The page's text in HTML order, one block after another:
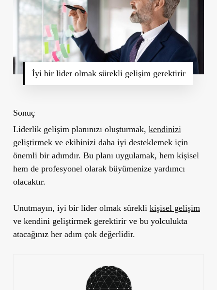
İyi bir lider olmak sürekli gelişim gerektirir
Sonuç
Liderlik gelişim planınızı oluşturmak, kendinizi
geliştirmekve ekibinizi daha iyi desteklemek için
önemli bir adımdır. Bu planı uygulamak, hem kişisel
hem de profesyonel olarak büyümenize yardımcı
olacaktır.
Unutmayın, iyi bir lider olmak sürekli kişisel gelişim
ve kendini geliştirmek gerektirir ve bu yolculukta
atacağınız her adım çok değerlidir.